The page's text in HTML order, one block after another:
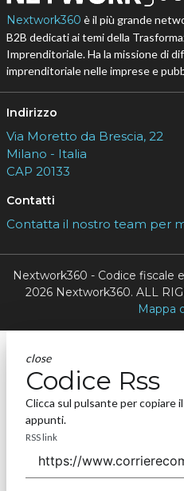
Nextwork360 è il più grande
B2B dedicati ai temi della
Imprenditoriale. Ha la missione di
imprenditoriale nelle imprese e
Indirizzo
Via Moretto da Brescia, 22
Milano - Italia
CAP 20133
Contatti
Contatta il nostro team per
Nextwork360 - Codice fiscale
2026 Nextwork360. ALL
Mappa
close
Codice Rss
Clicca sul pulsante per copiare
appunti.
RSS link